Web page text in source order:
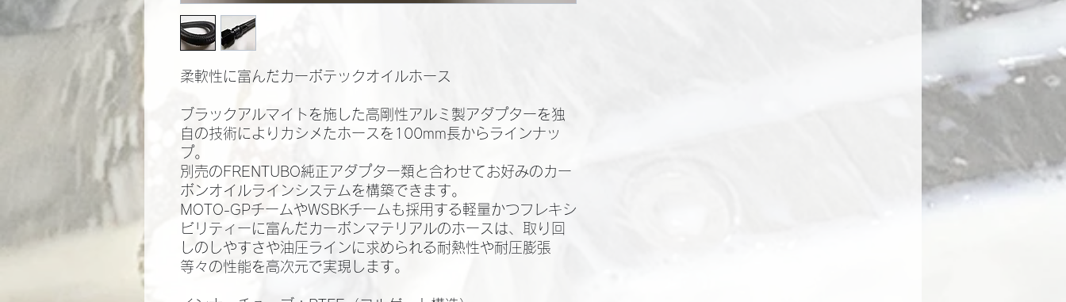
柔軟性に富んだカーボテックオイルホース
ブラックアルマイトを施した高剛性アルミ製アダプターを独
自の技術によりカシメたホースを100mm長からラインナッ
プ。
別売のFRENTUBO純正アダプター類と合わせてお好みのカー
ボンオイルラインシステムを構築できます。
MOTO-GPチームやWSBKチームも採用する軽量かつフレキシ
ビリティーに富んだカーボンマテリアルのホースは、取り回
しのしやすさや油圧ラインに求められる耐熱性や耐圧膨張
等々の性能を高次元で実現します。